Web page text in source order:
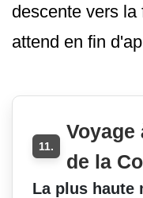
descente vers
attend en fin
11.
Voyage
de la
La plus haute